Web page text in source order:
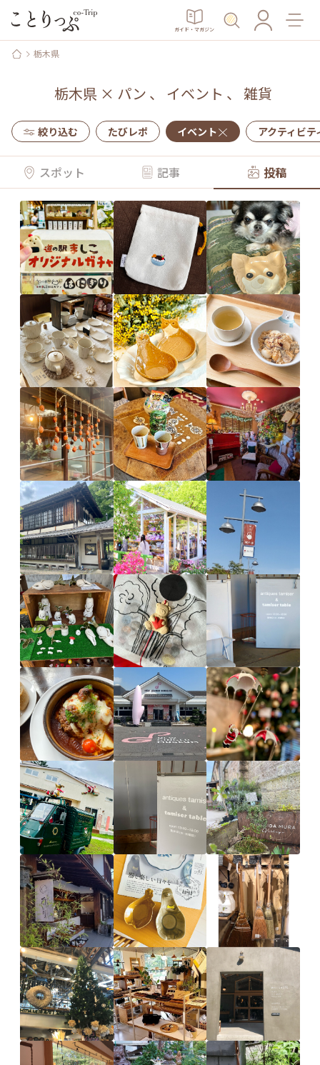
ガイド・マガジン
栃木県
栃木県× パン 、 イベント 、 雑貨
絞り込む たびレポ イベント アクティビテ
スポット 記事 投稿